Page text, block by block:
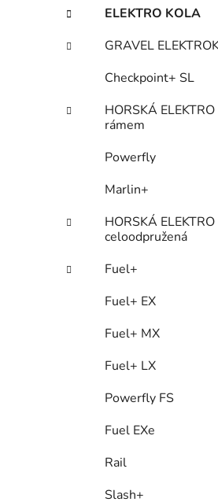
ELEKTRO KOLA
GRAVEL
Checkpoint+ SL
HORSKÁ
rámem
Powerfly
Marlin+
HORSKÁ
celoodpružená
Fuel+
Fuel+ EX
Fuel+ MX
Fuel+ LX
Powerfly FS
Fuel EXe
Rail
Slash+